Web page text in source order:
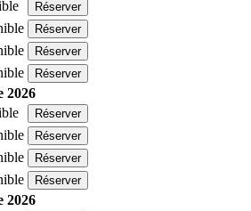
Réserver
Réserver
Réserver
Réserver
2026
Réserver
Réserver
Réserver
Réserver
2026